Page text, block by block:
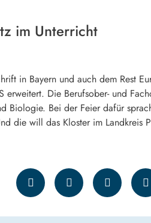
im Unterricht
in Bayern und auch dem Rest
erweitert. Die Berufsober- und
Biologie. Bei der Feier dafür
die will das Kloster im